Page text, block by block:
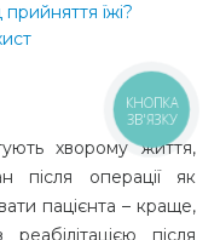
їжі?
хворому життя,
після операції як
пацієнта – краще,
після
КНОПКА
ЗВ'ЯЗКУ